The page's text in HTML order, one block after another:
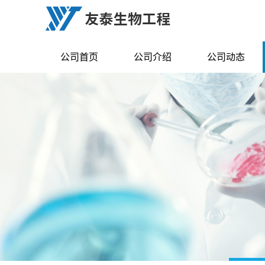
公司首页 公司介绍 公司动态